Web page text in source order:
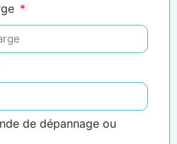
de dépannage ou